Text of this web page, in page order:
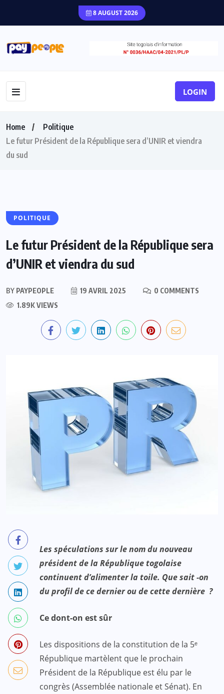
8 AUGUST 2026
LOGIN
Home
Politique
Le futur Président de la République sera d’UNIR et viendra
du sud
POLITIQUE
Le futur Président de la République sera
d’UNIR et viendra du sud
BY PAYPEOPLE 19 AVRIL 2025
0 COMMENTS
1.89K VIEWS
Les spéculations sur le nom du nouveau
président de la République togolaise
continuent d’alimenter la toile. Que sait -on
du profil de ce dernier ou de cette dernière ?
Ce dont-on est sûr
Les dispositions de la constitution de la 5ᵉ
République martèlent que le prochain
Président de la République est élu par le
congrès (Assemblée nationale et Sénat). En